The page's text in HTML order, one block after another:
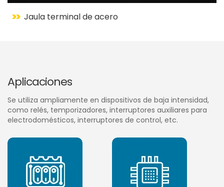
Jaula terminal de acero
Aplicaciones
Se utiliza ampliamente en dispositivos de baja intensidad,
como relés, temporizadores, interruptores auxiliares para
electrodomésticos, interruptores de control, etc.